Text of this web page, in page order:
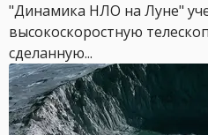
"Динамика НЛО на Луне"
высокоскоростную
сделанную...